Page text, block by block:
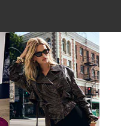
page